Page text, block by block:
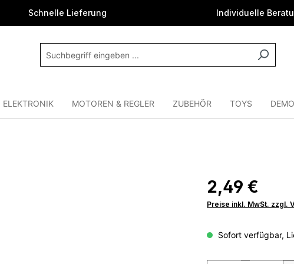
Schnelle Lieferung Individuelle
ELEKTRONIK MOTOREN & REGLER ZUBEHÖR TOYS DEMO
2,49 €
Preise inkl. MwSt. zzgl.
Sofort verfügbar,